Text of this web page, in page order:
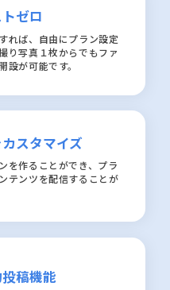
ゼロ
れば、自由にプラン設定
り写真１枚からでもファ
設が可能です。
スタマイズ
を作ることができ、プラ
テンツを配信することが
稿機能